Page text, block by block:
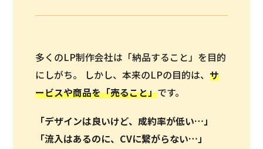
多くのLP制作会社は「納品すること」を目的
にしがち。 しかし、本来のLPの目的は、サ
ービスや商品を「売ること」です。
「デザインは良いけど、成約率が低い…」
「流入はあるのに、CVに繋がらない…」